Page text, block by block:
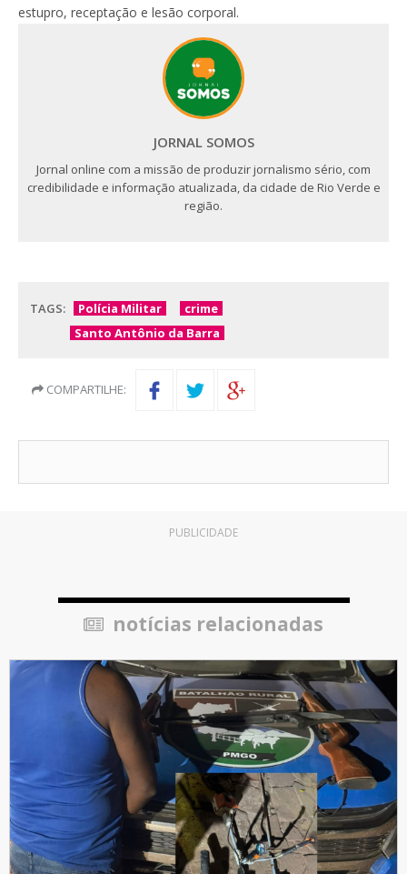
estupro, receptação e lesão corporal.
JORNAL SOMOS
Jornal online com a missão de produzir jornalismo sério, com
credibilidade e informação atualizada, da cidade de Rio Verde e
região.
TAGS: Polícia Militar
crime
Santo Antônio da Barra
COMPARTILHE:
PUBLICIDADE
notícias relacionadas